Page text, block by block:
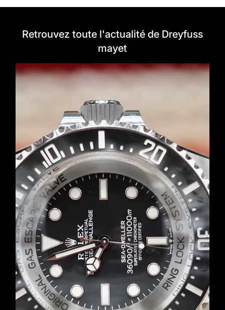
Retrouvez toute l'actualité de Dreyfuss
mayet